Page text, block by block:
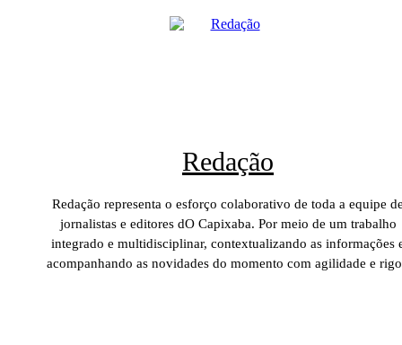
Redação
Redação representa o esforço colaborativo de toda a equipe
jornalistas e editores dO Capixaba. Por meio de um trabalho
integrado e multidisciplinar, contextualizando as informações
acompanhando as novidades do momento com agilidade e